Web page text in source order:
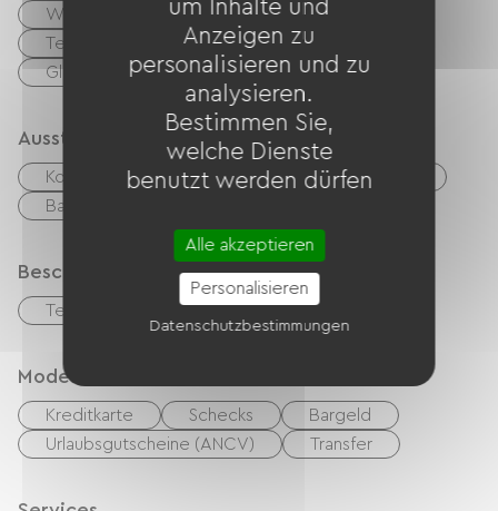
Wildwassersport
Golf
Tennis
Tennisplatz
Fahrrad
Mountainbike
Gleitschirmfliegen
Spielplatz
Ausstattung
Kostenloses WLAN TV
DVD-Player
Babyausstattung
Beschreibung
Terrasse
Modes de paiement
Kreditkarte Schecks
Bargeld
Urlaubsgutscheine (ANCV)
Transfer
um Inhalte und
Anzeigen zu
personalisieren und zu
analysieren.
Bestimmen Sie,
welche Dienste
benutzt werden dürfen
Alle akzeptieren
Personalisieren
Datenschutzbestimmungen